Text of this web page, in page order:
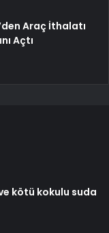
Araç İthalatı
Açtı
ve kötü kokulu suda